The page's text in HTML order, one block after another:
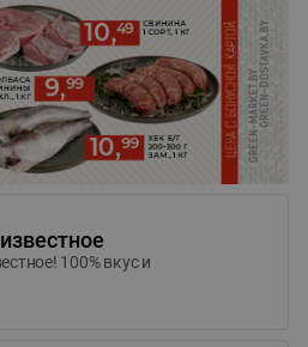
100% вкус и